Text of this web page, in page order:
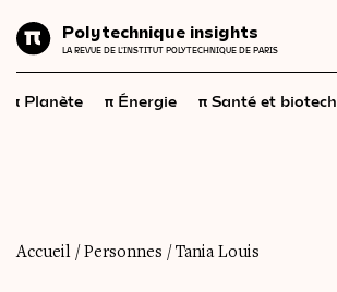
Polytechnique insights
LA REVUE DE L'INSTITUT POLYTECHNIQUE DE PARIS
Énergie
Santé
et biotech
Économie
FR EN
π Planète π Énergie π Santé et biotech
Accueil / Personnes / Tania Louis